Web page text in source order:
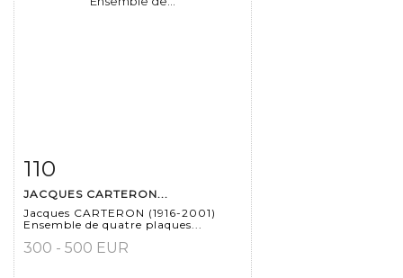
Fiche détaillée
110
JACQUES CARTERON...
Jacques CARTERON (1916-2001)
Ensemble de quatre plaques...
300 - 500 EUR